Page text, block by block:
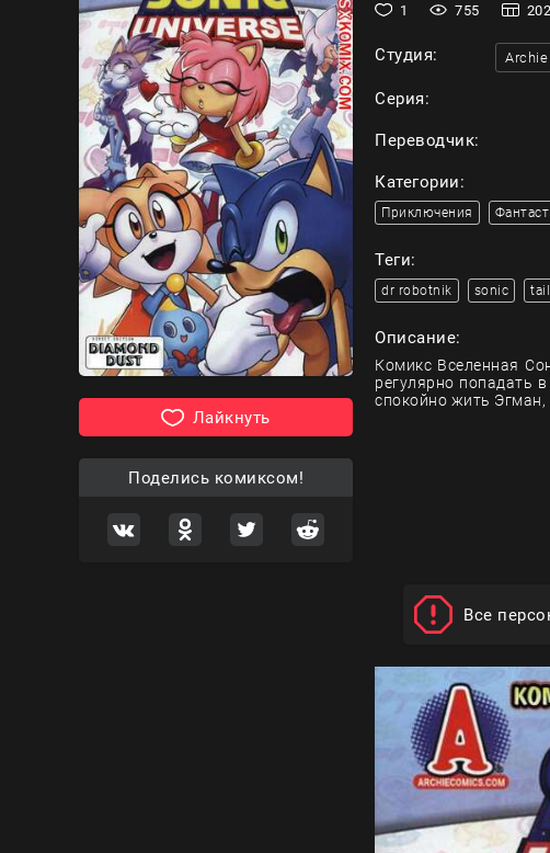
Лайкнуть
Поделись комиксом!
1 755
Студия:
Серия:
Переводчик:
Категории:
Приключения
Теги:
dr robotnik sonic
Описание:
Комикс Вселенная
регулярно попадать
спокойно жить Эгман,
Все